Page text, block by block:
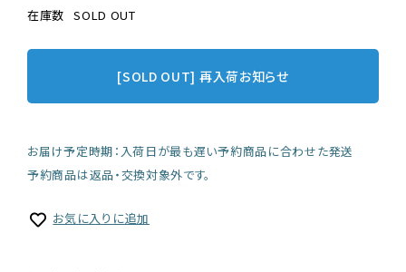
在庫数 SOLD OUT
[SOLD OUT] 再入荷お知らせ
お届け予定時期：入荷日が最も遅い予約商品に合わせた発送
予約商品は返品・交換対象外です。
お気に入りに追加